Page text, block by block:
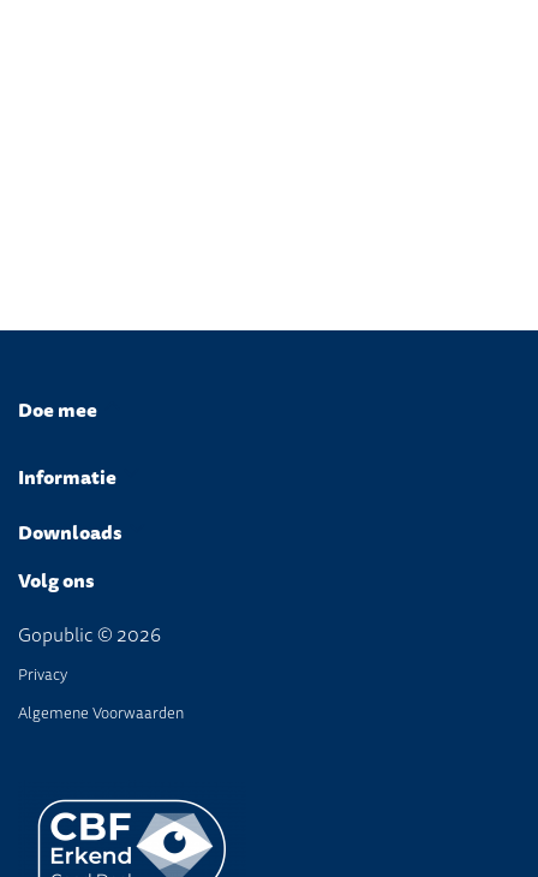
Doe mee
Informatie
Downloads
Volg ons
Gopublic © 2026
Privacy
Algemene Voorwaarden